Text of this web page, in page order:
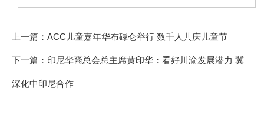
上一篇： ACC儿童嘉年华布碌仑举行 数千人共庆儿童节
下一篇： 印尼华裔总会总主席黄印华：看好川渝发展潜力 冀
深化中印尼合作